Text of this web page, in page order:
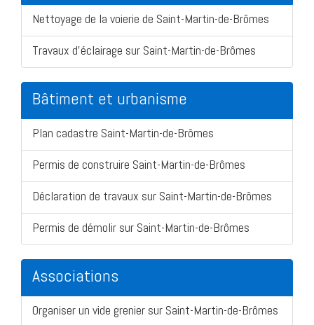
Nettoyage de la voierie de Saint-Martin-de-Brômes
Travaux d'éclairage sur Saint-Martin-de-Brômes
Bâtiment et urbanisme
Plan cadastre Saint-Martin-de-Brômes
Permis de construire Saint-Martin-de-Brômes
Déclaration de travaux sur Saint-Martin-de-Brômes
Permis de démolir sur Saint-Martin-de-Brômes
Associations
Organiser un vide grenier sur Saint-Martin-de-Brômes